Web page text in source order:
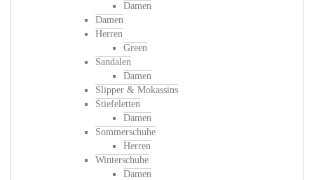
Damen
Damen
Herren
Green
Sandalen
Damen
Slipper & Mokassins
Stiefeletten
Damen
Sommerschuhe
Herren
Winterschuhe
Damen